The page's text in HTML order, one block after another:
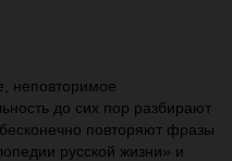
неповторимое
до сих пор разбирают
повторяют фразы
русской жизни» и